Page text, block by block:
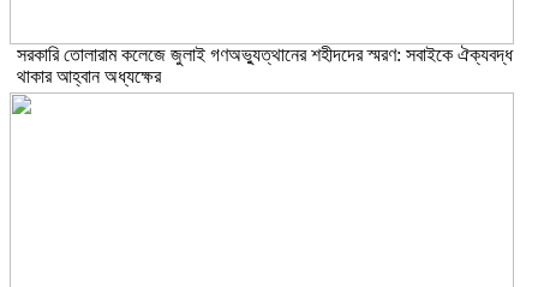
সরকারি তোলারাম কলেজে জুলাই গণঅভ্যুত্থানের শহীদদের স্মরণ: সবাইকে ঐক্যবদ্ধ
থাকার আহ্বান অধ্যক্ষের